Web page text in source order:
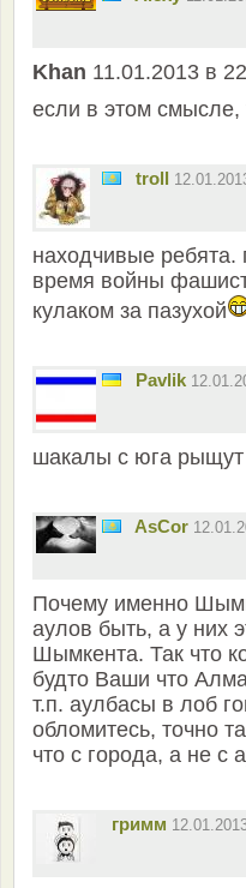
Khan 11.01.2013 в
если в этом смысле,
troll
находчивые
время войны
кулаком за пазухой
Pavlik
шакалы с юга рыщут
AsCor
Почему именно
аулов быть, а у них
Шымкента. Так что
будто Ваши что
т.п. аулбасы в лоб
обломитесь, точно
что с города, а не с
гримм